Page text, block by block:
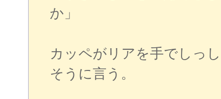
か」
カッペがリアを手でしっ
そうに言う。